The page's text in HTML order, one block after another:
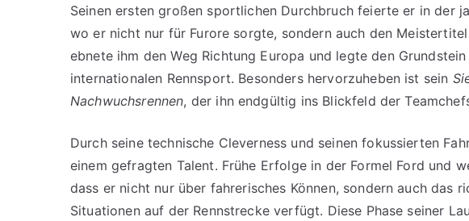
Seinen ersten großen sportlichen Durchbruch feierte er in der
wo er nicht nur für Furore sorgte, sondern auch den
ebnete ihm den Weg Richtung Europa und legte den
internationalen Rennsport. Besonders hervorzuheben ist sein
Nachwuchsrennen, der ihn endgültig ins Blickfeld der
Durch seine technische Cleverness und seinen fokussierten
einem gefragten Talent. Frühe Erfolge in der Formel Ford und
dass er nicht nur über fahrerisches Können, sondern auch das
Situationen auf der Rennstrecke verfügt. Diese Phase seiner